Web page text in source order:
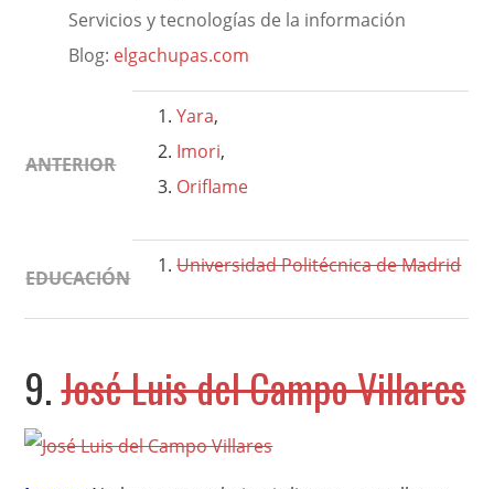
Servicios y tecnologías de la información
Blog: elgachupas.com
ANTERIOR
Yara,
Imori,
Oriflame
EDUCACIÓN
Universidad Politécnica de Madrid
9.José Luis del Campo Villares